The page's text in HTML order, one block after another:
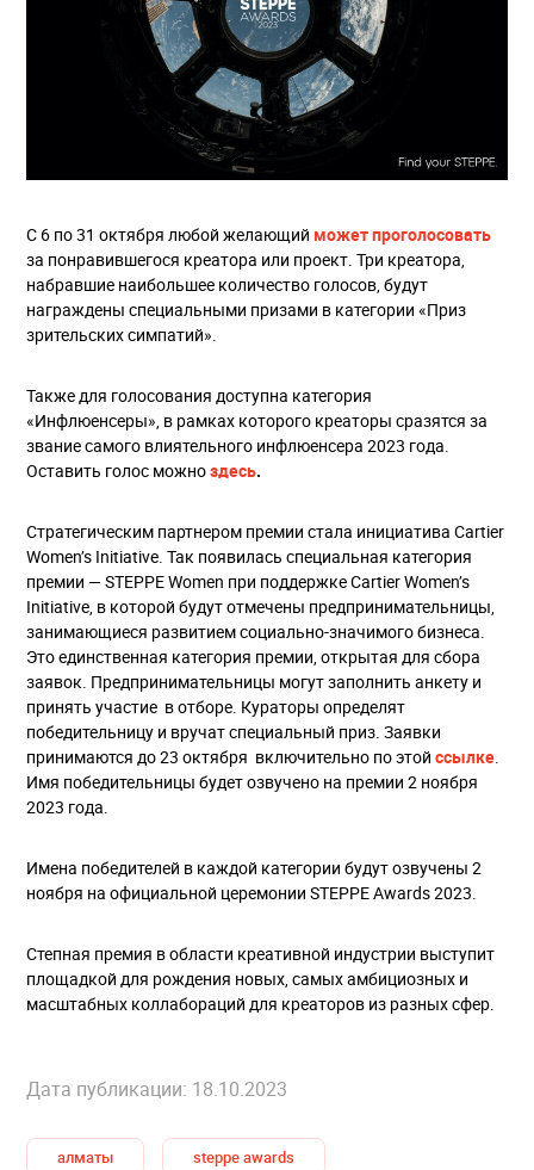
С 6 по 31 октября любой желающий может проголосовать
за понравившегося креатора или проект. Три креатора,
набравшие наибольшее количество голосов, будут
награждены специальными призами в категории «Приз
зрительских симпатий».
Также для голосования доступна категория
«Инфлюенсеры», в рамках которого креаторы сразятся за
звание самого влиятельного инфлюенсера 2023 года.
Оставить голос можноздесь.
Стратегическим партнером премии стала инициатива Cartier
Women’s Initiative. Так появилась специальная категория
премии — STEPPE Women при поддержке Cartier Women’s
Initiative, в которой будут отмечены предпринимательницы,
занимающиеся развитием социально-значимого бизнеса.
Это единственная категория премии, открытая для сбора
заявок. Предпринимательницы могут заполнить анкету и
принять участие в отборе. Кураторы определят
победительницу и вручат специальный приз. Заявки
принимаются до 23 октября включительно по этой ссылке.
Имя победительницы будет озвучено на премии 2 ноября
2023 года.
Имена победителей в каждой категории будут озвучены 2
ноября на официальной церемонии STEPPE Awards 2023.
Степная премия в области креативной индустрии выступит
площадкой для рождения новых, самых амбициозных и
масштабных коллабораций для креаторов из разных сфер.
Дата публикации: 18.10.2023
алматы steppe awards